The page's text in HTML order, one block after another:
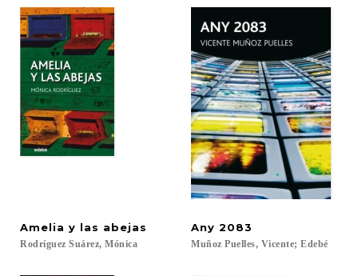
Amelia y las abejas
Rodríguez Suárez, Mónica
Any 2083
Muñoz Puelles, Vicente; Edebé